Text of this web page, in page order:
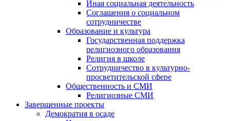
Иная социальная деятельность
Соглашения о социальном
сотрудничестве
Образование и культура
Государственная поддержка
религиозного образования
Религия в школе
Сотрудничество в культурно-
просветительской сфере
Общественность и СМИ
Религиозные СМИ
Завершенные проекты
Демократия в осаде